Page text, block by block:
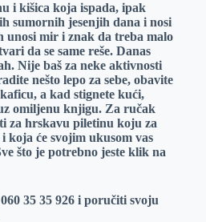
i kišica koja ispada, ipak
sumornih jesenjih dana i nosi
unosi mir i znak da treba malo
da se same reše. Danas
Nije baš za neke aktivnosti
nešto lepo za sebe, obavite
a kad stignete kući,
omiljenu knjigu. Za ručak
za hrskavu piletinu koju za
koja će svojim ukusom vas
što je potrebno jeste klik na
35 35 926 i poručiti svoju